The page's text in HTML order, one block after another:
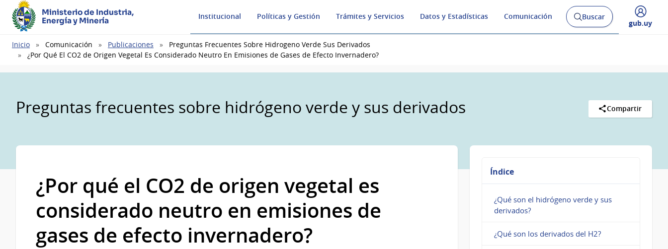
Ministerio de Industria,
Energía y Minería
Institucional Políticas y Gestión Trámites y Servicios Datos y Estadísticas Comunicación
Abrir
buscador
Buscar
Desplegar
gub.uy
Ruta
de
Inicio Comunicación Publicaciones
Preguntas Frecuentes Sobre Hidrogeno Verde Sus Derivados
¿Por Qué El CO2 de Origen Vegetal Es Considerado Neutro En Emisiones de Gases de Efecto Invernadero?
Preguntas frecuentes sobre hidrógeno verde y sus derivados Compartir
¿Por qué el CO2 de origen vegetal es
considerado neutro en emisiones de
gases de efecto invernadero?
Índice
¿Qué son el hidrógeno verde y sus
derivados?
¿Qué son los derivados del H2?